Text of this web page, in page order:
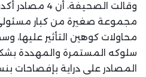
وقالت الصحيفة،
مجموعة صغيرة من كبار
محاولات كوهين التأثير
المصادر على دراية بإفصاحات